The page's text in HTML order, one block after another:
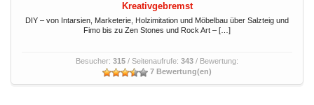
Kreativgebremst
DIY – von Intarsien, Marketerie, Holzimitation und Möbelbau über Salzteig und
Fimo bis zu Zen Stones und Rock Art – […]
Besucher: 315 / Seitenaufrufe: 343 / Bewertung:
7 Bewertung(en)